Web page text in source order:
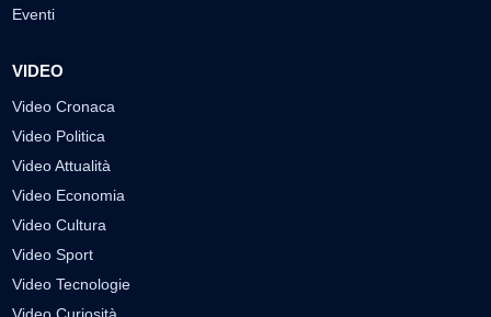
Eventi
VIDEO
Video Cronaca
Video Politica
Video Attualità
Video Economia
Video Cultura
Video Sport
Video Tecnologie
Video Curiosità